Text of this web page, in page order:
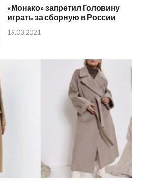
«Монако» запретил Головину
играть за сборную в России
19.03.2021